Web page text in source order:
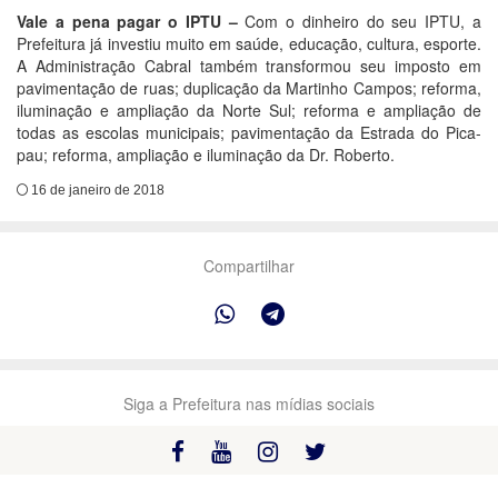
Vale a pena pagar o IPTU –Com o dinheiro do seu IPTU, a
Prefeitura já investiu muito em saúde, educação, cultura, esporte.
A Administração Cabral também transformou seu imposto em
pavimentação de ruas; duplicação da Martinho Campos; reforma,
iluminação e ampliação da Norte Sul; reforma e ampliação de
todas as escolas municipais; pavimentação da Estrada do Pica-
pau; reforma, ampliação e iluminação da Dr. Roberto.
16 de janeiro de 2018
Compartilhar
Siga a Prefeitura nas mídias sociais